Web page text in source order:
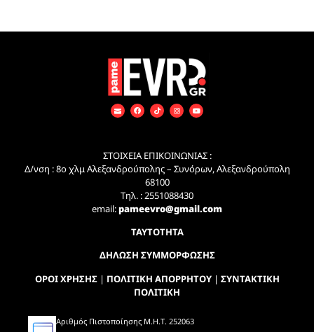
ΣΤΟΙΧΕΙΑ ΕΠΙΚΟΙΝΩΝΙΑΣ :
Δ/νση : 8ο χλμ Αλεξανδρούπολης – Συνόρων, Αλεξανδρούπολη
68100
Τηλ. : 2551088430
email:pameevro@gmail.com
ΤΑΥΤΟΤΗΤΑ
ΔΗΛΩΣΗ ΣΥΜΜΟΡΦΩΣΗΣ
ΟΡΟΙ ΧΡΗΣΗΣ| ΠΟΛΙΤΙΚΗ ΑΠΟΡΡΗΤΟΥ| ΣΥΝΤΑΚΤΙΚΗ
ΠΟΛΙΤΙΚΗ
Αριθμός Πιστοποίησης Μ.Η.Τ. 252063